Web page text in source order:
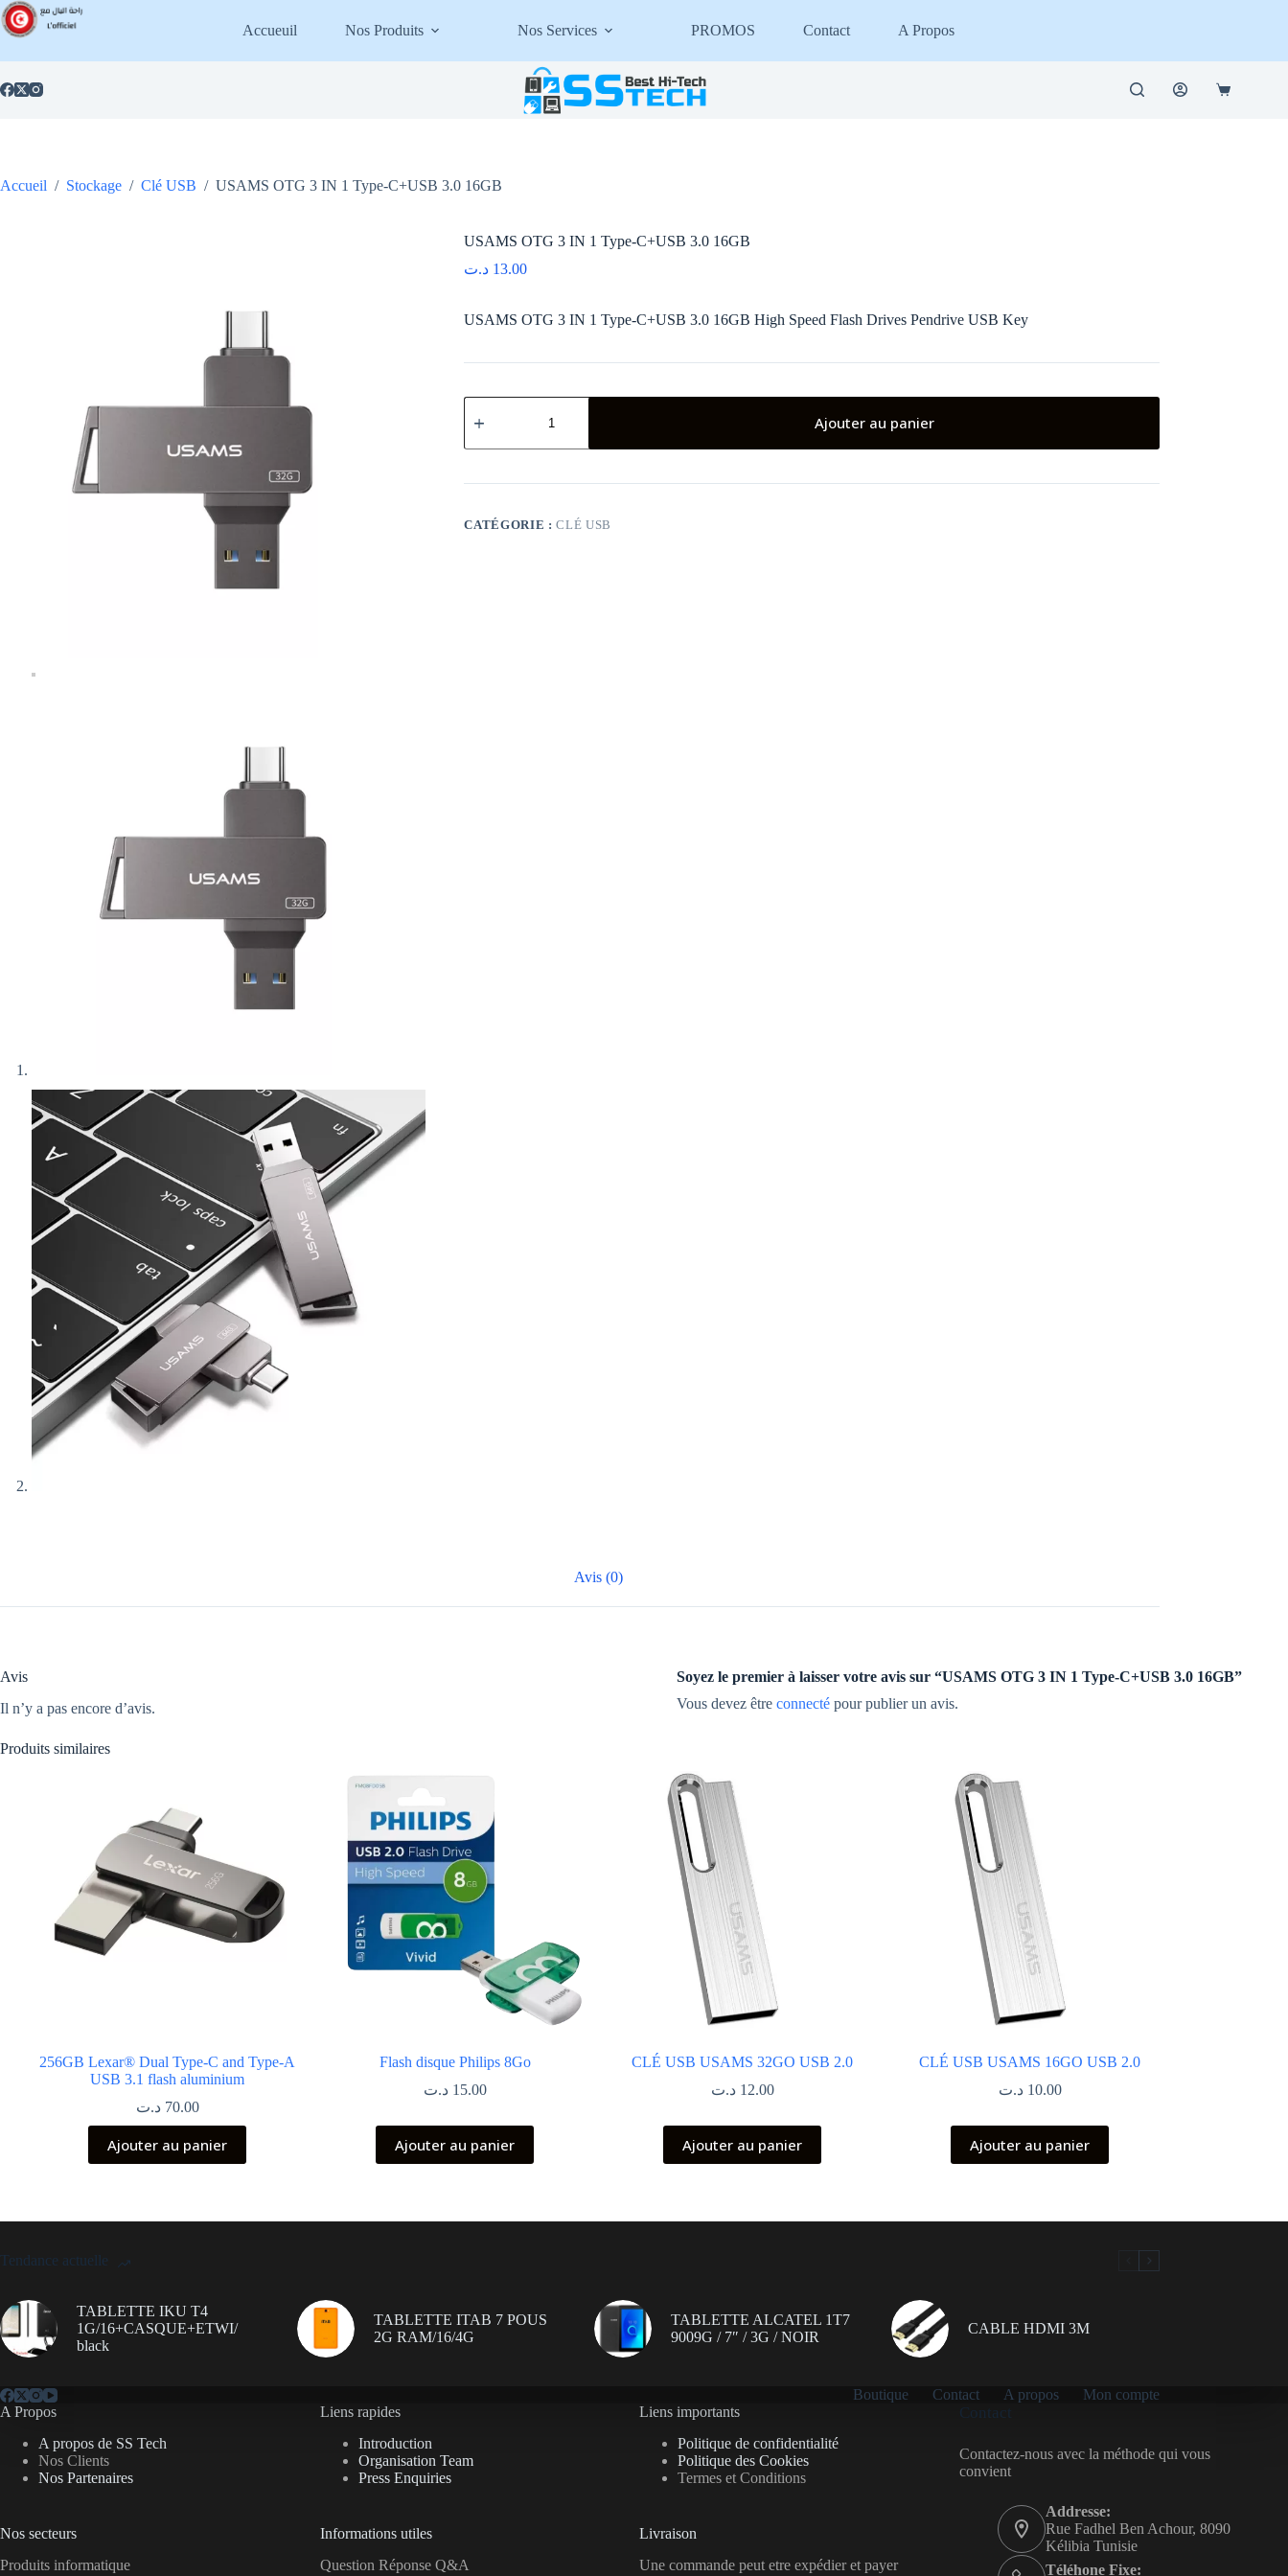
Passer
au
contenu
Accueuil Nos Produits Nos Services PROMOS Contact A Propos
Panier
Accueil / Stockage / Clé USB / USAMS OTG 3 IN 1 Type-C+USB 3.0 16GB
USAMS OTG 3 IN 1 Type-C+USB 3.0 16GB
13.00 د.ت
USAMS OTG 3 IN 1 Type-C+USB 3.0 16GB High Speed Flash Drives Pendrive USB Key
quantité
de
OTG
IN
Type-
C+USB
Ajouter au panier
CATÉGORIE :CLÉ USB
Avis (0)
Avis
Il n’y a pas encore d’avis.
Soyez le premier à laisser votre avis sur “USAMS OTG 3 IN 1 Type-C+USB 3.0 16GB”
Vous devez être connectépour publier un avis.
Produits similaires
256GB Lexar® Dual Type-C and Type-A
USB 3.1 flash aluminium
70.00 د.ت
Ajouter au panier
Flash disque Philips 8Go
15.00 د.ت
Ajouter au panier
CLÉ USB USAMS 32GO USB 2.0
12.00 د.ت
Ajouter au panier
CLÉ USB USAMS 16GO USB 2.0
10.00 د.ت
Ajouter au panier
Tendance actuelle
TABLETTE IKU T4
1G/16+CASQUE+ETWI/
black
TABLETTE ITAB 7 POUS
2G RAM/16/4G
TABLETTE ALCATEL 1T7
9009G / 7″ / 3G / NOIR
CABLE HDMI 3M
Boutique Contact A propos
Mon compte
A Propos
A propos de SS Tech
Nos Clients
Nos Partenaires
Nos secteurs
Produits informatique
Liens rapides
Introduction
Organisation Team
Press Enquiries
Informations utiles
Question Réponse Q&A
Liens importants
Politique de confidentialité
Politique des Cookies
Termes et Conditions
Livraison
Une commande peut etre expédier et payer
Contact
Contactez-nous avec la méthode qui vous
convient
Addresse:
Rue Fadhel Ben Achour, 8090
Kélibia Tunisie
Téléhone Fixe: